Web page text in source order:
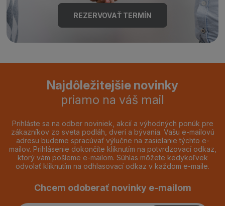
REZERVOVAŤ TERMÍN
Najdôležitejšie novinky
priamo na váš mail
Prihláste sa na odber noviniek, akcií a výhodných ponúk pre
zákazníkov zo sveta podláh, dverí a bývania. Vašu e-mailovú
adresu budeme spracúvať výlučne na zasielanie týchto e-
mailov. Prihlásenie dokončíte kliknutím na potvrdzovací odkaz,
ktorý vám pošleme e-mailom. Súhlas môžete kedykoľvek
odvolať kliknutím na odhlasovací odkaz v každom e-maile.
Chcem odoberať novinky e-mailom